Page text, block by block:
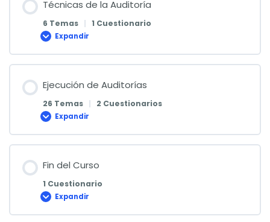
Técnicas de la Auditoría
6 Temas | 1 Cuestionario
Expandir
Técnicas
la
Auditoría
Ejecución de Auditorías
26 Temas | 2 Cuestionarios
Expandir
Ejecución
Auditorías
Fin del Curso
1 Cuestionario
Expandir
Fin
Curso